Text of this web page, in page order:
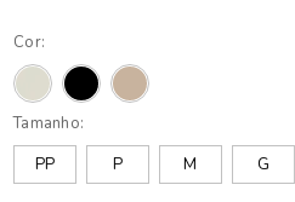
Cor:
Tamanho:
PP
P M G